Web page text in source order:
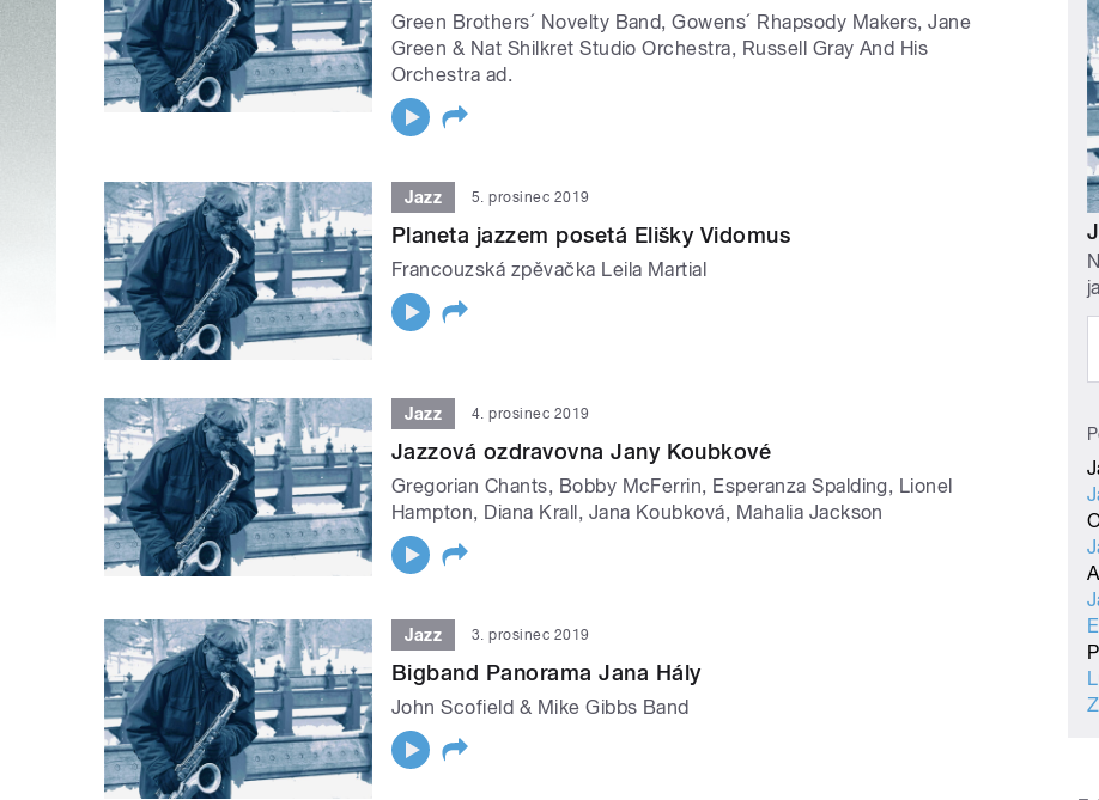
Green Brothers´ Novelty Band, Gowens´ Rhapsody Makers, Jane
Green & Nat Shilkret Studio Orchestra, Russell Gray And His
Orchestra ad.
Jazz 5. prosinec 2019
Planeta jazzem posetá Elišky Vidomus
Francouzská zpěvačka Leila Martial
Jazz 4. prosinec 2019
Jazzová ozdravovna Jany Koubkové
Gregorian Chants, Bobby McFerrin, Esperanza Spalding, Lionel
Hampton, Diana Krall, Jana Koubková, Mahalia Jackson
Jazz 3. prosinec 2019
Bigband Panorama Jana Hály
John Scofield & Mike Gibbs Band